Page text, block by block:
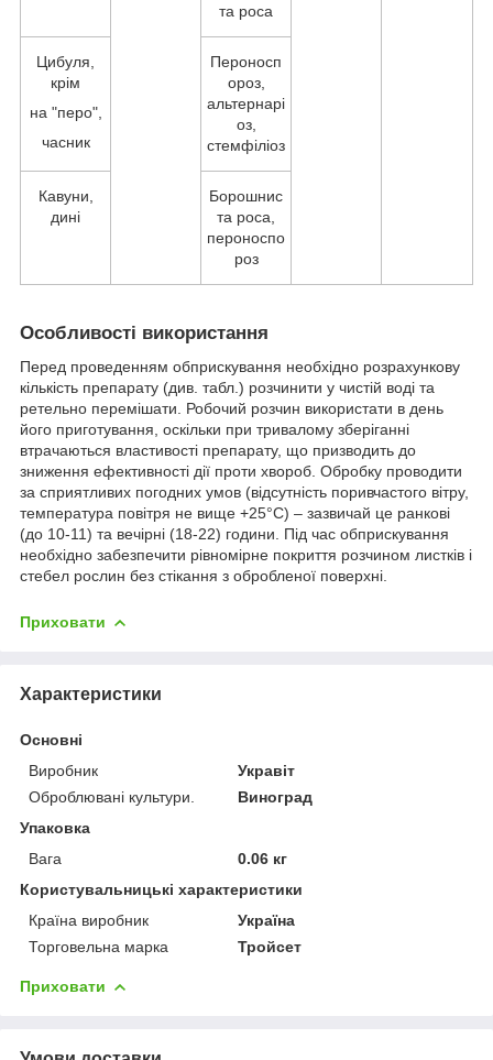
та роса
Цибуля,
крім
на "перо",
часник
Пероносп
ороз,
альтернарі
оз,
стемфіліоз
Кавуни,
дині
Борошнис
та роса,
пероноспо
роз
Особливості використання
Перед проведенням обприскування необхідно розрахункову
кількість препарату (див. табл.) розчинити у чистій воді та
ретельно перемішати. Робочий розчин використати в день
його приготування, оскільки при тривалому зберіганні
втрачаються властивості препарату, що призводить до
зниження ефективності дії проти хвороб. Обробку проводити
за сприятливих погодних умов (відсутність поривчастого вітру,
температура повітря не вище +25°С) – зазвичай це ранкові
(до 10-11) та вечірні (18-22) години. Під час обприскування
необхідно забезпечити рівномірне покриття розчином листків і
стебел рослин без стікання з обробленої поверхні.
Приховати
Характеристики
Основні
Виробник
Укравіт
Оброблювані культури.
Виноград
Упаковка
Вага
0.06 кг
Користувальницькі характеристики
Країна виробник
Україна
Торговельна марка
Тройсет
Приховати